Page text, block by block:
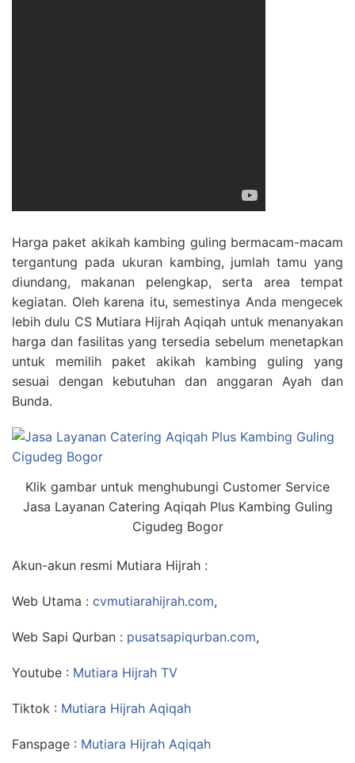
Harga paket akikah kambing guling bermacam-macam
tergantung pada ukuran kambing, jumlah tamu yang
diundang, makanan pelengkap, serta area tempat
kegiatan. Oleh karena itu, semestinya Anda mengecek
lebih dulu CS Mutiara Hijrah Aqiqah untuk menanyakan
harga dan fasilitas yang tersedia sebelum menetapkan
untuk memilih paket akikah kambing guling yang
sesuai dengan kebutuhan dan anggaran Ayah dan
Bunda.
Klik gambar untuk menghubungi Customer Service
Jasa Layanan Catering Aqiqah Plus Kambing Guling
Cigudeg Bogor
Akun-akun resmi Mutiara Hijrah :
Web Utama : cvmutiarahijrah.com,
Web Sapi Qurban : pusatsapiqurban.com,
Youtube : Mutiara Hijrah TV
Tiktok : Mutiara Hijrah Aqiqah
Fanspage : Mutiara Hijrah Aqiqah